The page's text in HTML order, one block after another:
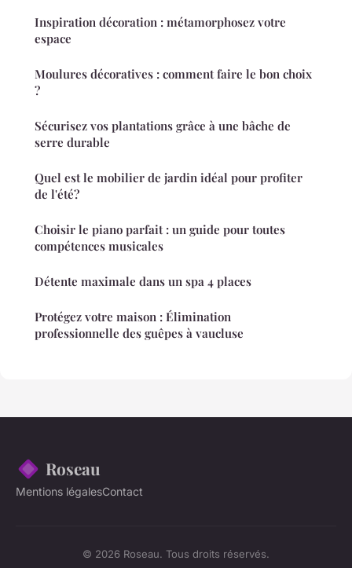
Inspiration décoration : métamorphosez votre
espace
Moulures décoratives : comment faire le bon choix
?
Sécurisez vos plantations grâce à une bâche de
serre durable
Quel est le mobilier de jardin idéal pour profiter
de l'été?
Choisir le piano parfait : un guide pour toutes
compétences musicales
Détente maximale dans un spa 4 places
Protégez votre maison : Élimination
professionnelle des guêpes à vaucluse
Roseau
Mentions légalesContact
© 2026 Roseau. Tous droits réservés.